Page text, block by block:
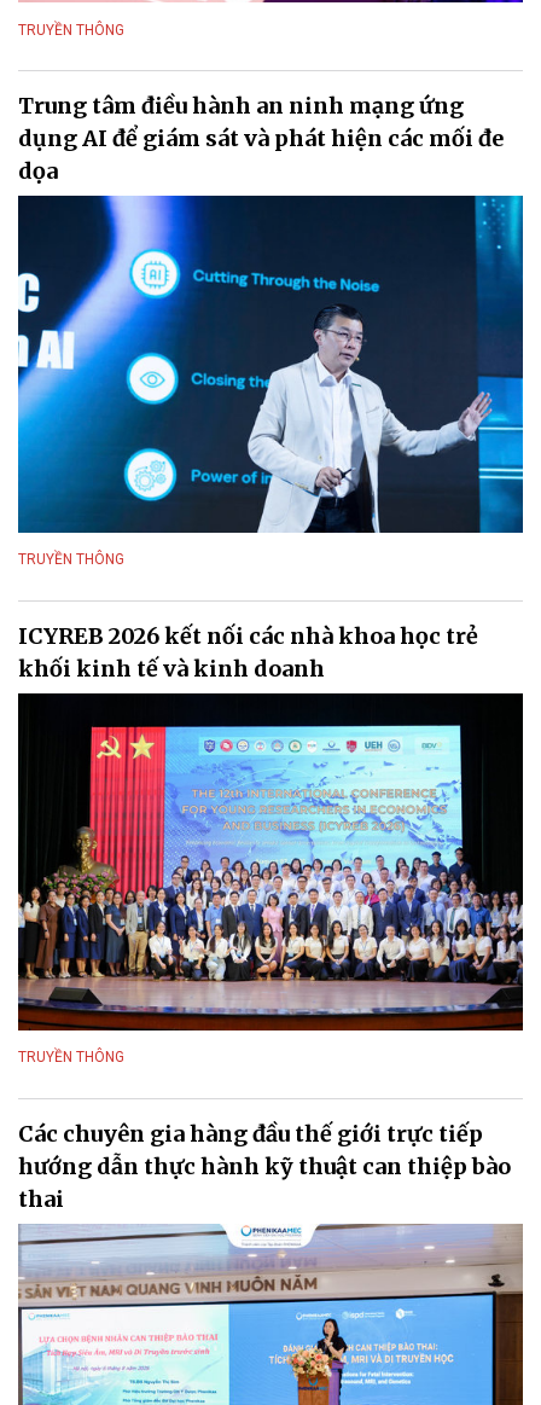
TRUYỀN THÔNG
Trung tâm điều hành an ninh mạng ứng
dụng AI để giám sát và phát hiện các mối đe
dọa
TRUYỀN THÔNG
ICYREB 2026 kết nối các nhà khoa học trẻ
khối kinh tế và kinh doanh
TRUYỀN THÔNG
Các chuyên gia hàng đầu thế giới trực tiếp
hướng dẫn thực hành kỹ thuật can thiệp bào
thai